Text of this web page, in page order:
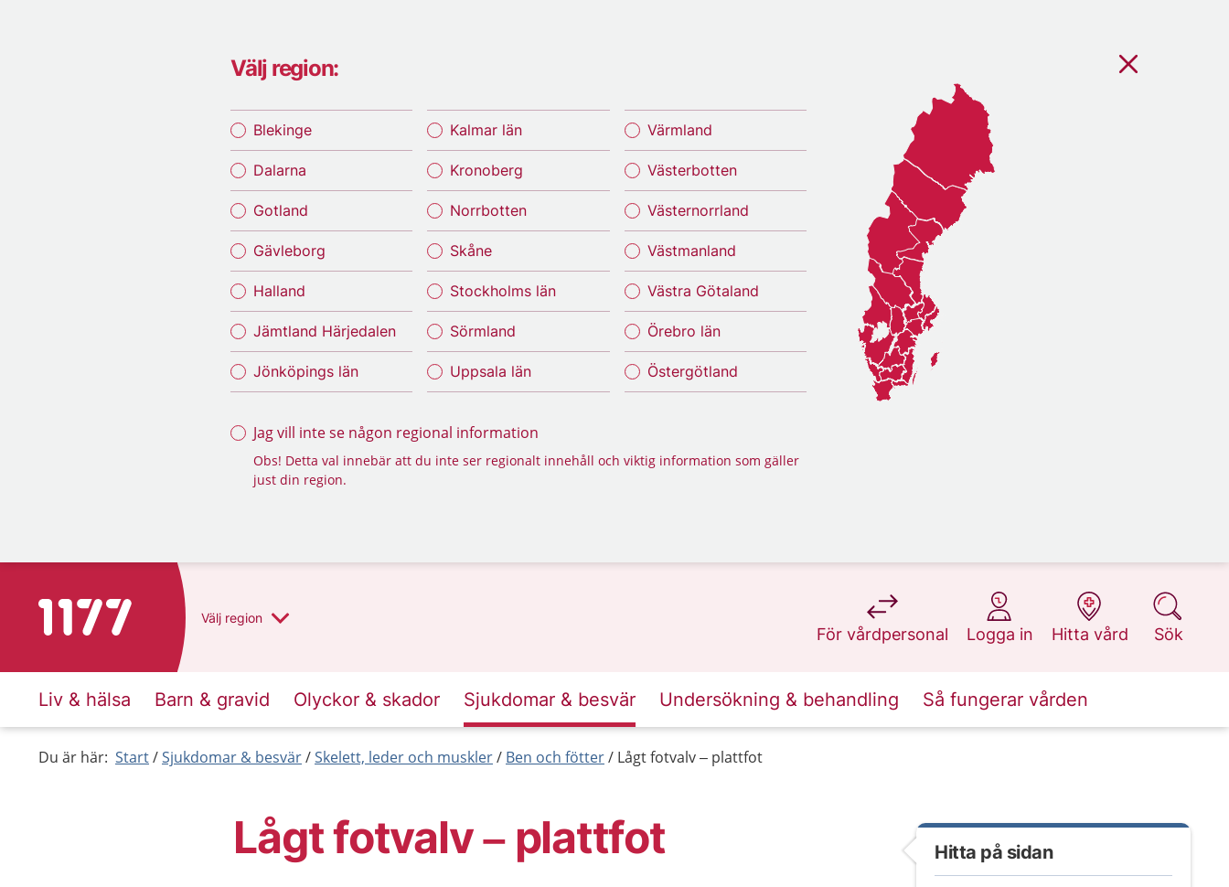
Välj region:
Blekinge
Dalarna
Gotland
Gävleborg
Halland
Jämtland Härjedalen
Jönköpings län
Kalmar län
Kronoberg
Norrbotten
Skåne
Stockholms län
Sörmland
Uppsala län
Värmland
Västerbotten
Västernorrland
Västmanland
Västra Götaland
Örebro län
Östergötland
Jag vill inte se någon regional information
Obs! Detta val innebär att du inte ser regionalt innehåll och viktig information som gäller
just din region.
Till startsidan för 1177 Välj region
För vårdpersonal
på 1177.se
Logga in
på 1177.se
Hitta vård
på 1177.se
Sök
på 1177.se
Liv & hälsa Barn & gravid Olyckor & skador Sjukdomar & besvär Undersökning & behandling Så fungerar vården
Du är här: Start Sjukdomar & besvär Skelett, leder och muskler Ben och fötter Lågt fotvalv – plattfot
Lågt fotvalv – plattfot Hitta på sidan